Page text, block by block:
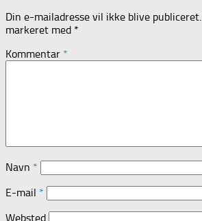
Din e-mailadresse vil ikke blive publiceret.
markeret med *
Kommentar *
Navn *
E-mail *
Websted